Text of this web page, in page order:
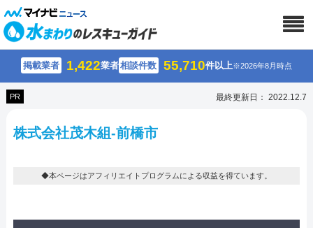
掲載業者 1,422業者相談件数 55,710件以上※2026年8月時点
PR 最終更新日： 2022.12.7
株式会社茂木組-前橋市
◆本ページはアフィリエイトプログラムによる収益を得ています。